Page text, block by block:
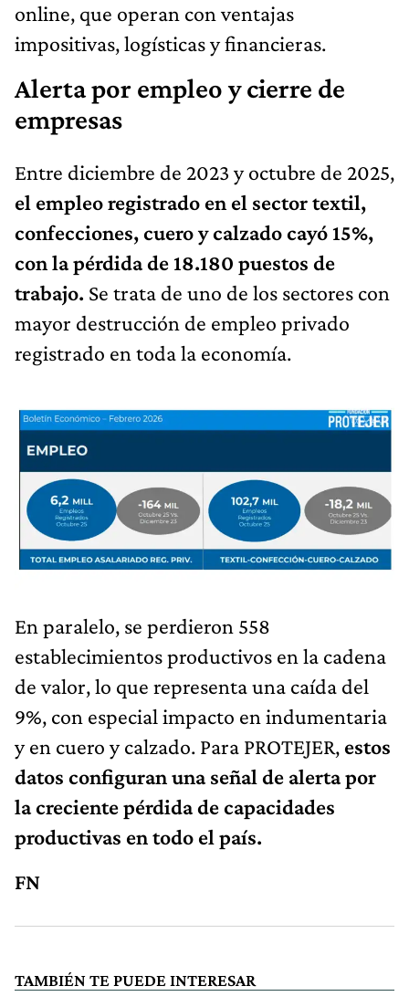
online, que operan con ventajas
impositivas, logísticas y financieras.
Alerta por empleo y cierre de
empresas
Entre diciembre de 2023 y octubre de 2025,
el empleo registrado en el sector textil,
confecciones, cuero y calzado cayó 15%,
con la pérdida de 18.180 puestos de
trabajo. Se trata de uno de los sectores con
mayor destrucción de empleo privado
registrado en toda la economía.
En paralelo, se perdieron 558
establecimientos productivos en la cadena
de valor, lo que representa una caída del
9%, con especial impacto en indumentaria
y en cuero y calzado. Para PROTEJER, estos
datos configuran una señal de alerta por
la creciente pérdida de capacidades
productivas en todo el país.
FN
TAMBIÉN TE PUEDE INTERESAR